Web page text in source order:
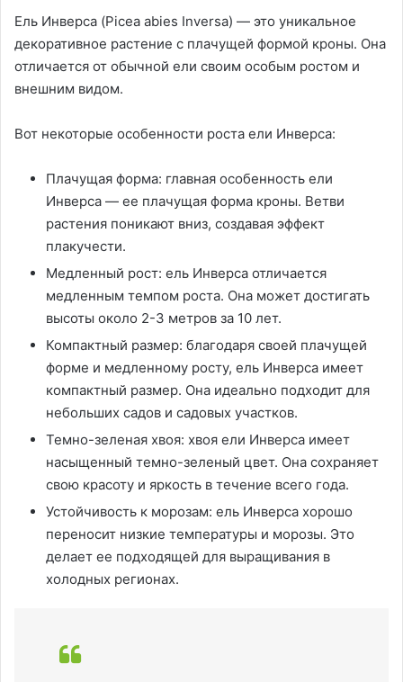
Ель Инверса (Picea abies Inversa) — это уникальное
декоративное растение с плачущей формой кроны. Она
отличается от обычной ели своим особым ростом и
внешним видом.
Вот некоторые особенности роста ели Инверса:
Плачущая форма: главная особенность ели
Инверса — ее плачущая форма кроны. Ветви
растения поникают вниз, создавая эффект
плакучести.
Медленный рост: ель Инверса отличается
медленным темпом роста. Она может достигать
высоты около 2-3 метров за 10 лет.
Компактный размер: благодаря своей плачущей
форме и медленному росту, ель Инверса имеет
компактный размер. Она идеально подходит для
небольших садов и садовых участков.
Темно-зеленая хвоя: хвоя ели Инверса имеет
насыщенный темно-зеленый цвет. Она сохраняет
свою красоту и яркость в течение всего года.
Устойчивость к морозам: ель Инверса хорошо
переносит низкие температуры и морозы. Это
делает ее подходящей для выращивания в
холодных регионах.